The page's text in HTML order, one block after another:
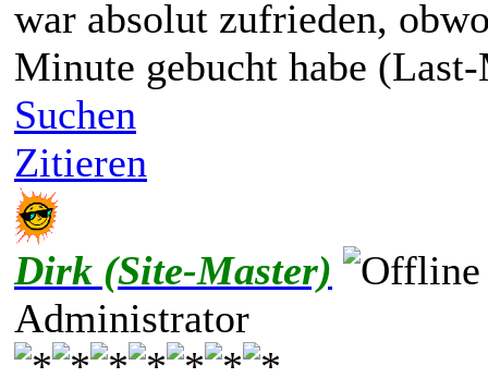
war absolut zufrieden,
Minute gebucht habe
Suchen
Zitieren
Dirk (Site-Master)
Administrator